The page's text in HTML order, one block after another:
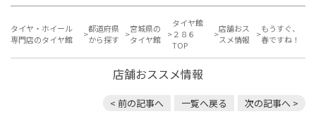
タイヤ・ホイール
専門店のタイヤ館
都道府県
から探す
宮城県の
タイヤ館
タイヤ館
２８６
TOP
店舗おス
スメ情報
もうすぐ、
春ですね！
店舗おススメ情報
< 前の記事へ 一覧へ戻る 次の記事へ >